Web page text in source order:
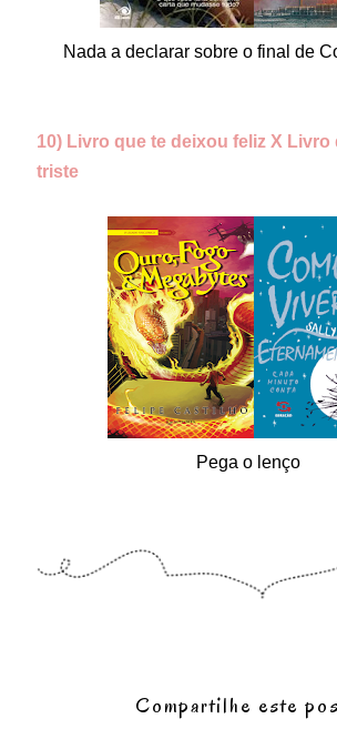
Nada a declarar sobre o final de
10) Livro que te deixou feliz X Livro
triste
Pega o lenço
Compartilhe este